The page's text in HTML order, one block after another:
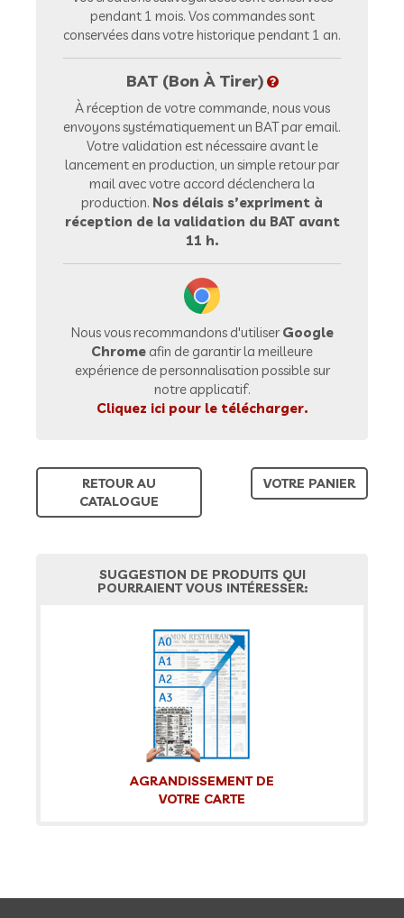
pendant 1 mois. Vos commandes sont
conservées dans votre historique pendant 1 an.
BAT (Bon À Tirer)
À réception de votre commande, nous vous
envoyons systématiquement un BAT par email.
Votre validation est nécessaire avant le
lancement en production, un simple retour par
mail avec votre accord déclenchera la
production. Nos délais s’expriment à
réception de la validation du BAT avant
11 h.
Nous vous recommandons d'utiliserGoogle
Chrome afin de garantir la meilleure
expérience de personnalisation possible sur
notre applicatif.
Cliquez ici pour le télécharger.
RETOUR AU
CATALOGUE
VOTRE PANIER
SUGGESTION DE PRODUITS QUI
POURRAIENT VOUS INTÉRESSER:
AGRANDISSEMENT DE
VOTRE CARTE